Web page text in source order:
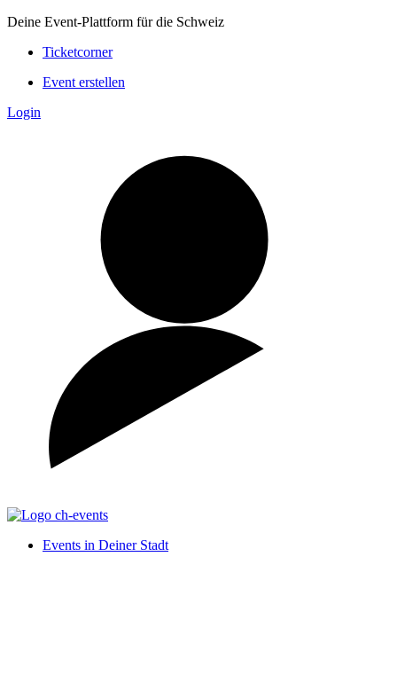
Deine Event-Plattform für die Schweiz
Ticketcorner
Event erstellen
Login
Events in Deiner Stadt